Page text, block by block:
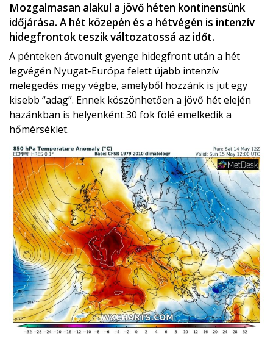
Mozgalmasan alakul a jövő héten kontinensünk
időjárása. A hét közepén és a hétvégén is intenzív
hidegfrontok teszik változatossá az időt.
A pénteken átvonult gyenge hidegfront után a hét
legvégén Nyugat-Európa felett újabb intenzív
melegedés megy végbe, amelyből hozzánk is jut egy
kisebb “adag”. Ennek köszönhetően a jövő hét elején
hazánkban is helyenként 30 fok fölé emelkedik a
hőmérséklet.